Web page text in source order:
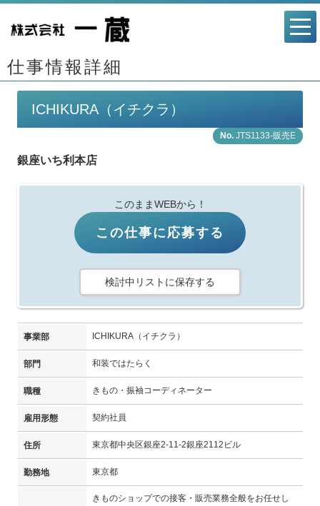
仕事情報詳細
ICHIKURA（イチクラ）
JTS1133-販売E
銀座いち利本店
このままWEBから！
この仕事に応募する
検討中リストに保存する
事業部 ICHIKURA（イチクラ）
部門 和装ではたらく
職種 きもの・振袖コーディネーター
雇用形態 契約社員
住所 東京都中央区銀座2-11-2銀座2112ビル
勤務地 東京都
きものショップでの接客・販売業務全般をお任せし